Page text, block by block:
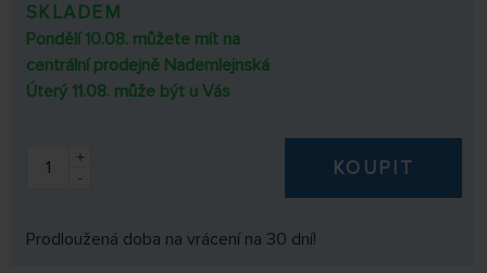
SKLADEM
Pondělí 10.08. můžete mít na
centrální prodejně Nademlejnská
Úterý 11.08. může být u Vás
+
-
KOUPIT
Prodloužená doba na vrácení na 30 dní!